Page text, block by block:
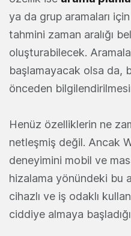
ya da grup aramaları
tahmini zaman aralığı
oluşturabilecek.
başlamayacak olsa da,
önceden
Henüz özelliklerin ne
netleşmiş değil. Ancak
deneyimini mobil ve
hizalama yönündeki bu
cihazlı ve iş odaklı
ciddiye almaya